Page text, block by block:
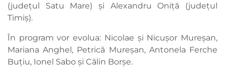
(județul Satu Mare) și Alexandru Oniță (județul
Timiș).
În program vor evolua: Nicolae și Nicușor Mureșan,
Mariana Anghel, Petrică Mureșan, Antonela Ferche
Buțiu, Ionel Sabo și Călin Borșe.